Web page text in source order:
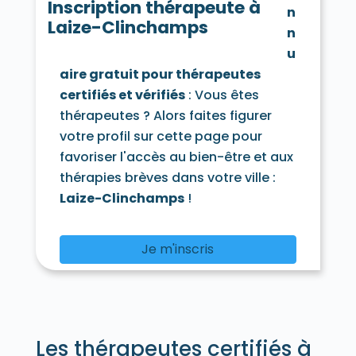
Cintheaux 14680
Clarbec 14130
Clécy 14570
Cléville 14370
Colleville-sur-Mer 14710
Colombelles 14460
Colombières 14710
Colombiers-sur-Seulles 14480
Colomby-Anguerny 14610
Combray 14220
Commes 14520
Condé-en-Normandie 14110
Condé-en-Normandie 14770
Condé-sur-Ifs 14270
Condé-sur-Seulles 14400
Cordey 14700
Cormelles-le-Royal 14123
Cossesseville 14690
Cottun 14400
Coudray-Rabut 14130
Courvaudon 14260
Cresserons 14440
Cresseveuille 14430
Inscription thérapeute à
Laize-Clinchamps
n
n
u
aire gratuit pour thérapeutes
certifiés et vérifiés: Vous êtes
thérapeutes ? Alors faites figurer
votre profil sur cette page pour
favoriser l'accès au bien-être et aux
thérapies brèves dans votre ville :
Laize-Clinchamps!
Je m'inscris
Les thérapeutes certifiés à